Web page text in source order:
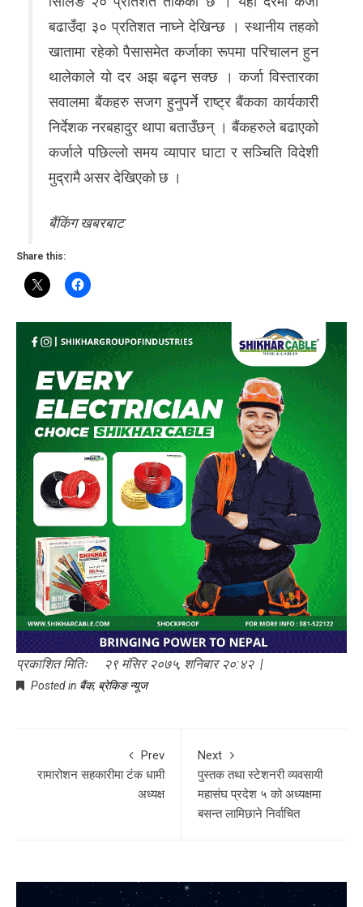
बढाउँदा ३० प्रतिशत नाघ्ने देखिन्छ । स्थानीय तहको
खातामा रहेको पैसासमेत कर्जाका रूपमा परिचालन हुन
थालेकाले यो दर अझ बढ्न सक्छ । कर्जा विस्तारका
सवालमा बैंकहरु सजग हुनुपर्ने राष्ट्र बैंकका कार्यकारी
निर्देशक नरबहादुर थापा बताउँछन् । बैंकहरुले बढाएको
कर्जाले पछिल्लो समय व्यापार घाटा र सञ्चिति विदेशी
मुद्रामै असर देखिएको छ ।
बैंकिंग खबरबाट
Share this:
प्रकाशित मितिः २९ मंसिर २०७५, शनिबार २०:४२ |
Posted in बैंक, ब्रेकिङ न्यूज
Prev
रामारोशन सहकारीमा टंक धामी
अध्यक्ष
Next
पुस्तक तथा स्टेशनरी व्यवसायी
महासंघ प्रदेश ५ को अध्यक्षमा
बसन्त लामिछाने निर्वाचित